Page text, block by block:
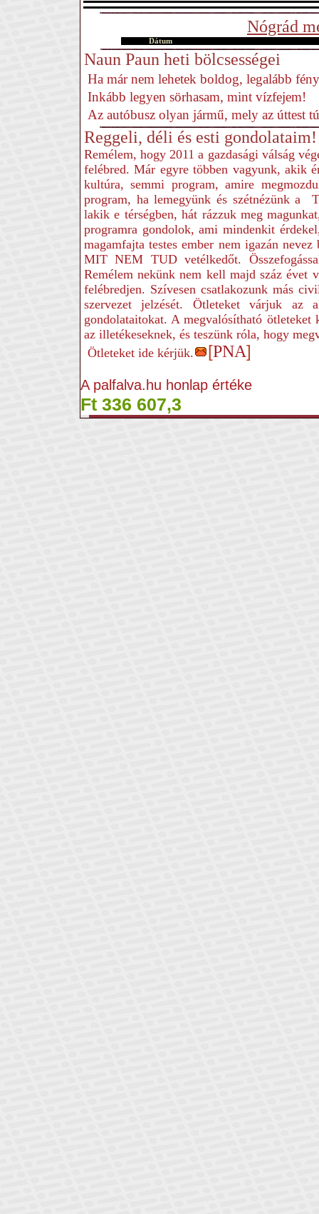
Nógrád
Dátum
Naun Paun heti bölcsességei
Ha már nem lehetek boldog, legalább
Inkább legyen sörhasam, mint vízfejem!
Az autóbusz olyan jármű, mely az úttest
Reggeli, déli és esti gondolataim!
Remélem, hogy 2011 a gazdasági válság
felébred. Már egyre többen vagyunk, akik
kultúra, semmi program, amire
program, ha lemegyünk és szétnézünk a
lakik e térségben, hát rázzuk meg
programra gondolok, ami mindenkit
magamfajta testes ember nem igazán
MIT NEM TUD vetélkedőt.
Remélem nekünk nem kell majd száz évet
felébredjen. Szívesen csatlakozunk más
szervezet jelzését. Ötleteket várjuk az
gondolataitokat. A megvalósítható
az illetékeseknek, és teszünk róla, hogy
Ötleteket ide kérjük.
[PNA]
A palfalva.hu honlap értéke
Ft 336 607,3